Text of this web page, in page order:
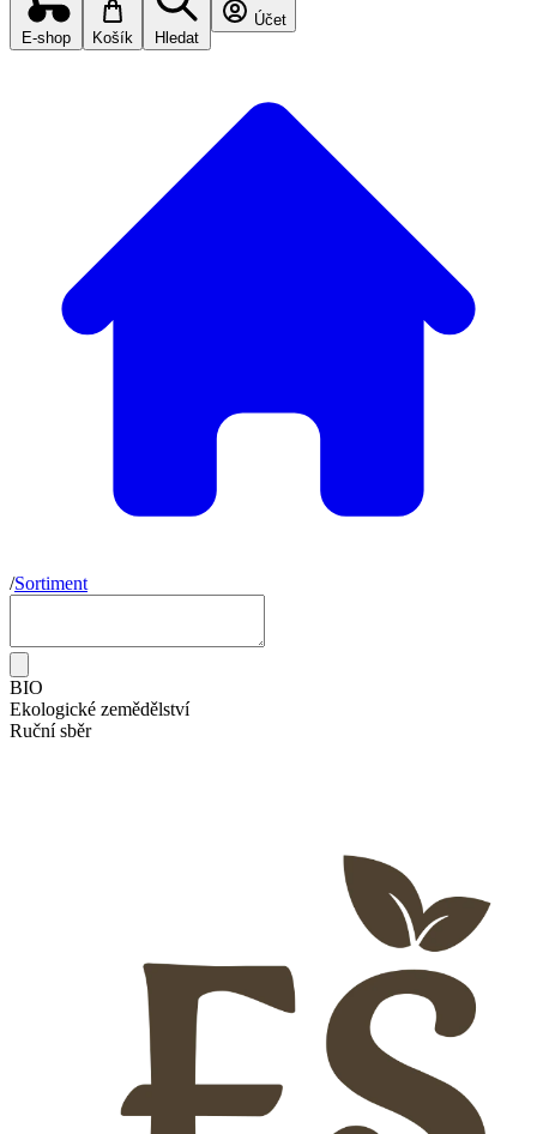
E-shop Košík Hledat
Účet
/Sortiment
BIO
Ekologické zemědělství
Ruční sběr